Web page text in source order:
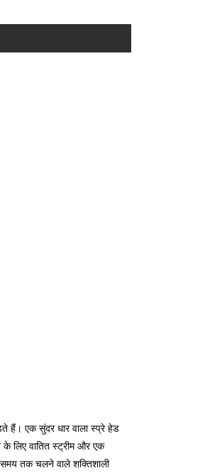
हैं। एक सुंदर धार वाला स्प्रे हेड
लिए वातित स्ट्रीम और एक
समय तक चलने वाले शक्तिशाली